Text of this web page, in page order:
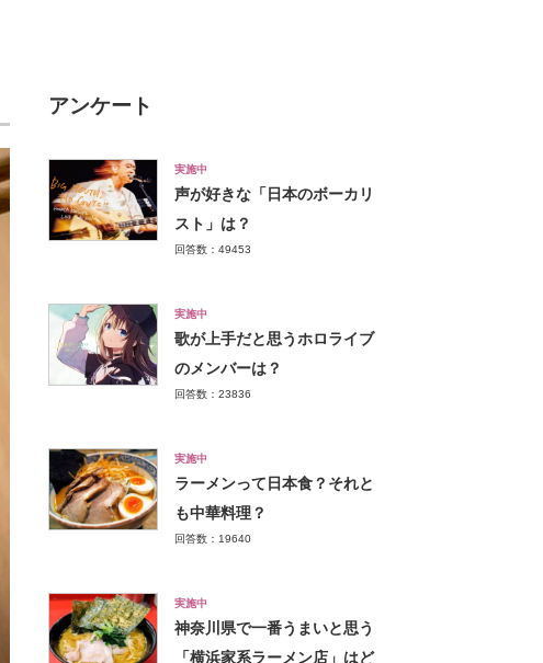
アンケート
実施中
声が好きな「日本のボーカリ
スト」は？
回答数：49453
実施中
歌が上手だと思うホロライブ
のメンバーは？
回答数：23836
実施中
ラーメンって日本食？それと
も中華料理？
回答数：19640
実施中
神奈川県で一番うまいと思う
「横浜家系ラーメン店」はど